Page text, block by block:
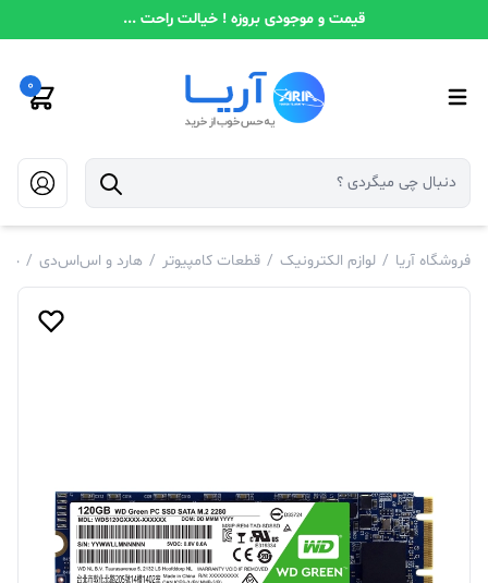
قیمت و موجودی بروزه ! خیالت راحت ...
0
فروشگاه آریا / لوازم الکترونیک / قطعات کامپیوتر / هارد و اس‌اس‌دی /